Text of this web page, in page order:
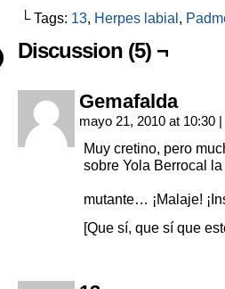
└ Tags: 13, Herpes labial,
Discussion (5) ¬
Gemafalda
mayo 21, 2010 at 10:30 |
Muy cretino, pero
sobre Yola Berrocal
mutante… ¡Malaje!
[Que sí, que sí que